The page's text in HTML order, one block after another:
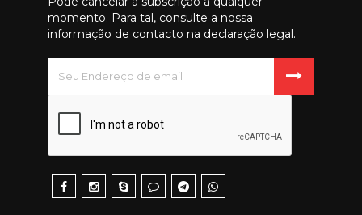
momento. Para tal, consulte a nossa
informação de contacto na declaração legal.